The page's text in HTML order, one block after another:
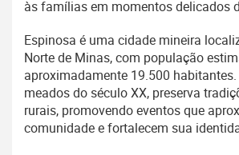
às famílias em momentos delicados
Espinosa é uma cidade mineira
Norte de Minas, com população
aproximadamente 19.500
meados do século XX, preserva
rurais, promovendo eventos que
comunidade e fortalecem sua